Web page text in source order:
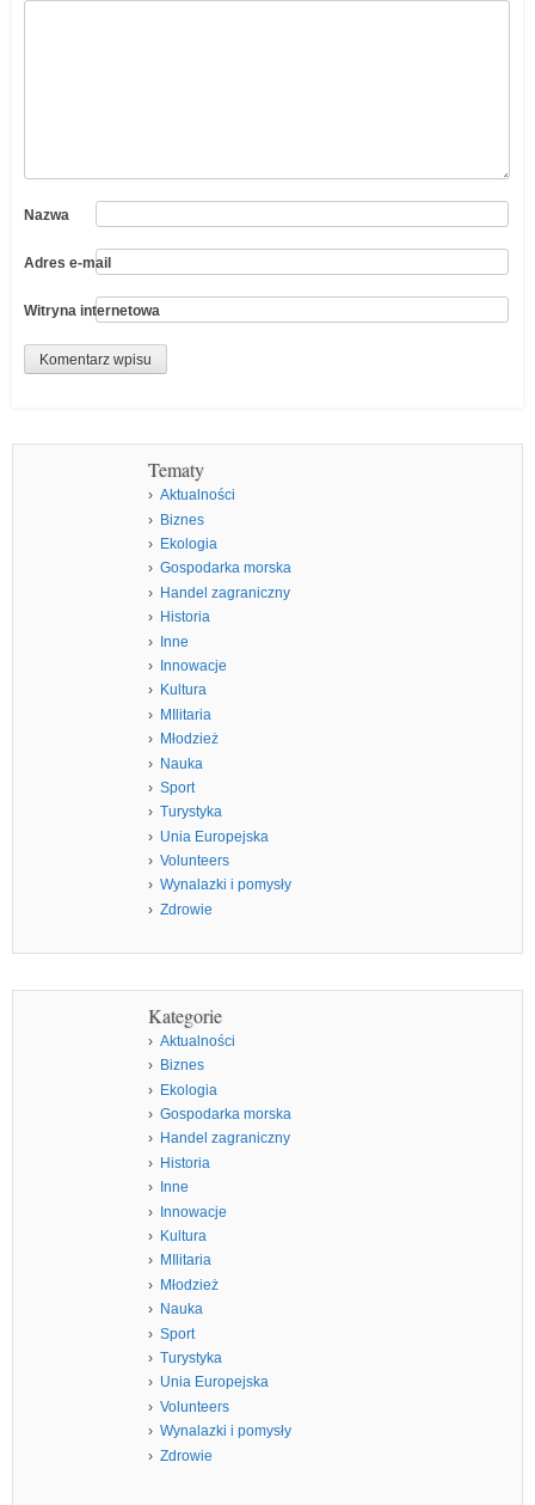
Nazwa
Adres e-mail
Witryna internetowa
Tematy
Aktualności
Biznes
Ekologia
Gospodarka morska
Handel zagraniczny
Historia
Inne
Innowacje
Kultura
MIlitaria
Młodzież
Nauka
Sport
Turystyka
Unia Europejska
Volunteers
Wynalazki i pomysły
Zdrowie
Kategorie
Aktualności
Biznes
Ekologia
Gospodarka morska
Handel zagraniczny
Historia
Inne
Innowacje
Kultura
MIlitaria
Młodzież
Nauka
Sport
Turystyka
Unia Europejska
Volunteers
Wynalazki i pomysły
Zdrowie